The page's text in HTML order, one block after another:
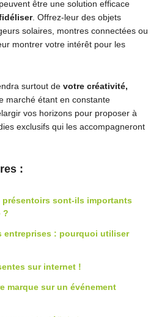
être une solution efficace
. Offrez-leur des objets
solaires, montres connectées ou
montrer votre intérêt pour les
surtout devotre créativité,
marché étant en constante
vos horizons pour proposer à
exclusifs qui les accompagneront
:
présentoirs sont-ils importants
?
entreprises : pourquoi utiliser
sur internet !
marque sur un événement